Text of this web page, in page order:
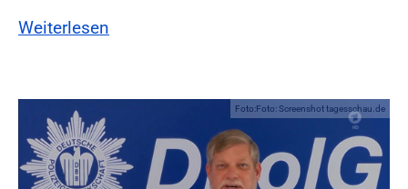
Weiterlesen
Foto:Foto: Screenshot tagesschau.de